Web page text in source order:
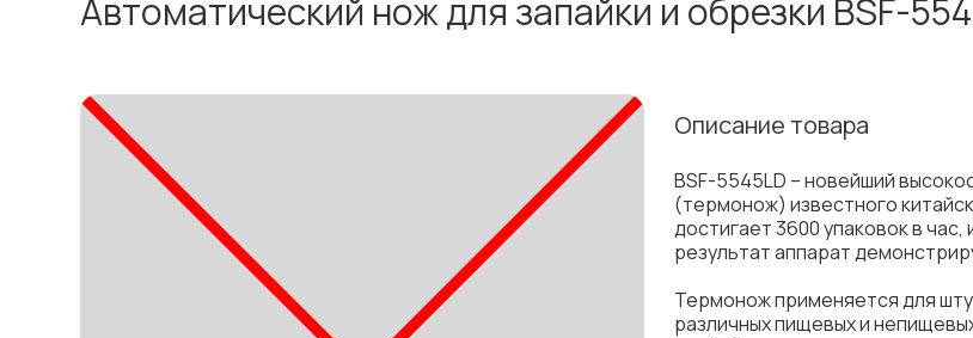
Автоматический нож для запайки и обрезки BSF-
Описание товара
BSF-5545LD – новейший
(термонож) известного
достигает 3600 упаковок в
результат аппарат
Термонож применяется для
различных пищевых и